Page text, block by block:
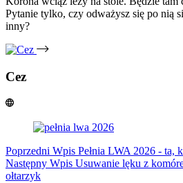
Pytanie tylko, czy odważysz się po nią
inny?
Cez
Poprzedni Wpis Pełnia LWA 2026 - ta,
Następny Wpis Usuwanie lęku z
ołtarzyk